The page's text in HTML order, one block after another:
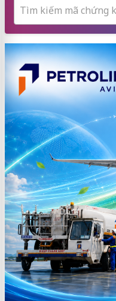
Tìm kiếm mã chứng